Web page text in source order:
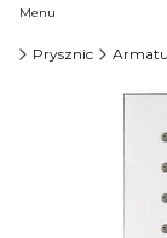
Menu
Prysznic